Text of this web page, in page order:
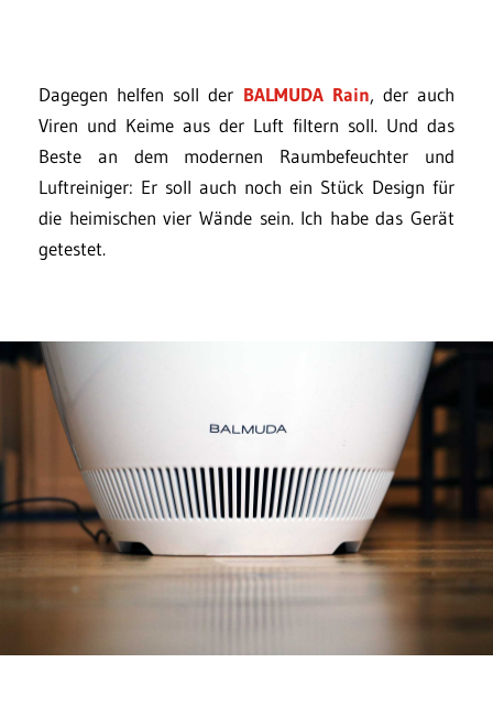
Dagegen helfen soll der BALMUDA Rain, der auch
Viren und Keime aus der Luft filtern soll. Und das
Beste an dem modernen Raumbefeuchter und
Luftreiniger: Er soll auch noch ein Stück Design für
die heimischen vier Wände sein. Ich habe das Gerät
getestet.